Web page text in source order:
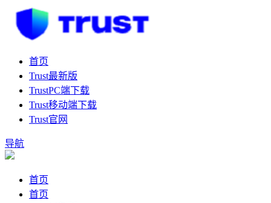
首页
Trust最新版
TrustPC端下载
Trust移动端下载
Trust官网
导航
首页
首页